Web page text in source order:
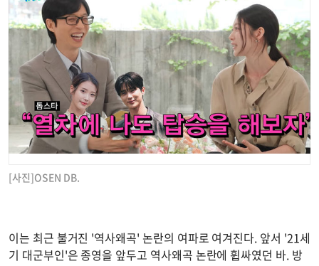
[사진]OSEN DB.
이는 최근 불거진 '역사왜곡' 논란의 여파로 여겨진다. 앞서 '21세
기 대군부인'은 종영을 앞두고 역사왜곡 논란에 휩싸였던 바. 방